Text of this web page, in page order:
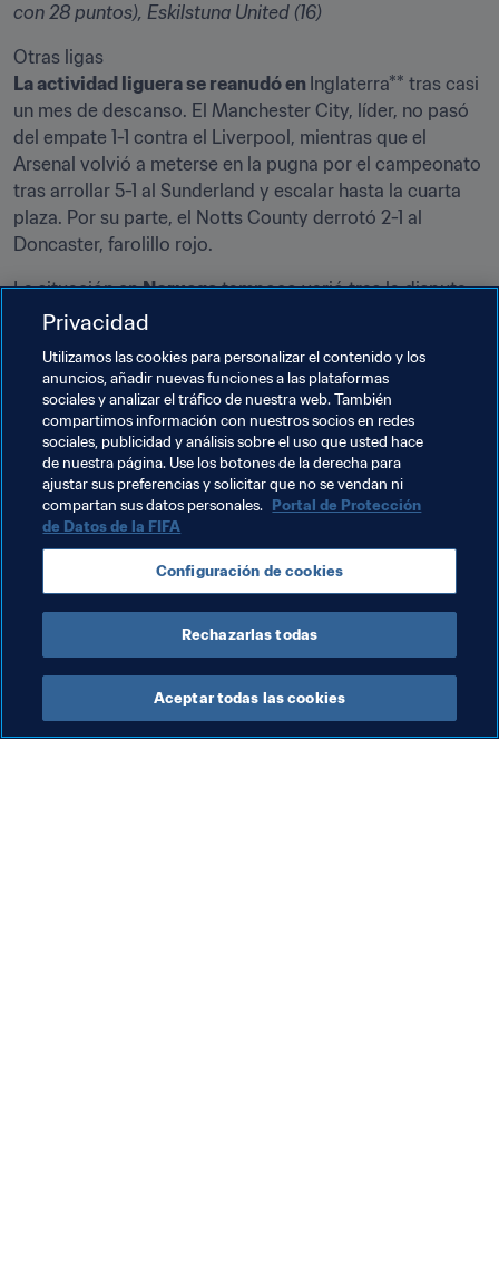
con 28 puntos), Eskilstuna United (16)
Otras ligas
La actividad liguera se reanudó en Inglaterra** tras casi
un mes de descanso. El Manchester City, líder, no pasó
del empate 1-1 contra el Liverpool, mientras que el
Arsenal volvió a meterse en la pugna por el campeonato
tras arrollar 5-1 al Sunderland y escalar hasta la cuarta
plaza. Por su parte, el Notts County derrotó 2-1 al
Doncaster, farolillo rojo.
La situación en Noruega tampoco varió tras la disputa
de la 12ª jornada: el Avaldsnes IL, que venció 6-0 al
que sus inmediatos perseguidores, el LSK Kvinner y el
Kolbotn IL, obtuvieron sendas victorias por 2-0 sobre el
Klepp y el Arna-Bjørnar, respectivamente.
Temas relacionados
England Norway España Sweden USA
UEFA Concacaf
Privacidad
Utilizamos las cookies para personalizar el contenido y los
anuncios, añadir nuevas funciones a las plataformas
sociales y analizar el tráfico de nuestra web. También
compartimos información con nuestros socios en redes
sociales, publicidad y análisis sobre el uso que usted hace
de nuestra página. Use los botones de la derecha para
ajustar sus preferencias y solicitar que no se vendan ni
compartan sus datos personales. Portal de Protección
de Datos de la FIFA
Configuración de cookies
Rechazarlas todas
Aceptar todas las cookies